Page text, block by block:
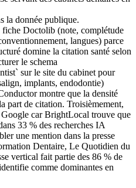
la donnée publique.
fiche Doctolib (note, complétude
langues) parce
domine la citation santé selon
le schema
sur le site du cabinet pour
implants, endodontie)
montre que la densité
part de citation. Troisièmement,
car BrightLocal trouve que
33 % des recherches IA
une mention dans la presse
Dentaire, Le Quotidien du
vertical fait partie des 86 % de
comme dominantes en